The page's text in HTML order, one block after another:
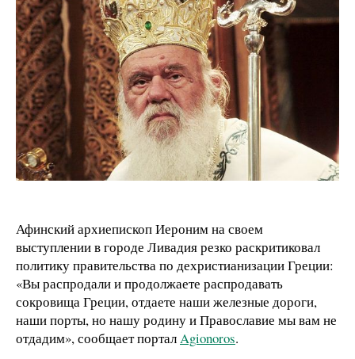
Афинский архиепископ Иероним на своем
выступлении в городе Ливадия резко раскритиковал
политику правительства по дехристианизации Греции:
«Вы распродали и продолжаете распродавать
сокровища Греции, отдаете наши железные дороги,
наши порты, но нашу родину и Православие мы вам не
отдадим», сообщает порталAgionoros.